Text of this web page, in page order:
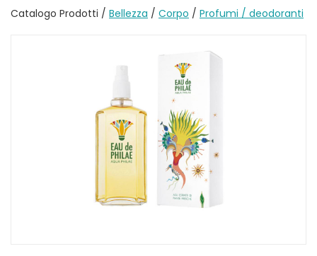
Catalogo Prodotti / Bellezza / Corpo / Profumi / deodoranti